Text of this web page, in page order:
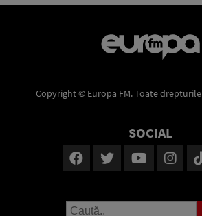
Copyright © Europa FM. Toate
SOCIAL